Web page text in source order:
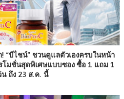
“บีไชน์” ชวนดูแลตัวเองครบในหน้า
โมชั่นสุดพิเศษแบบซอง ซื้อ 1 แถม 1
น ถึง 23 ส.ค. นี้